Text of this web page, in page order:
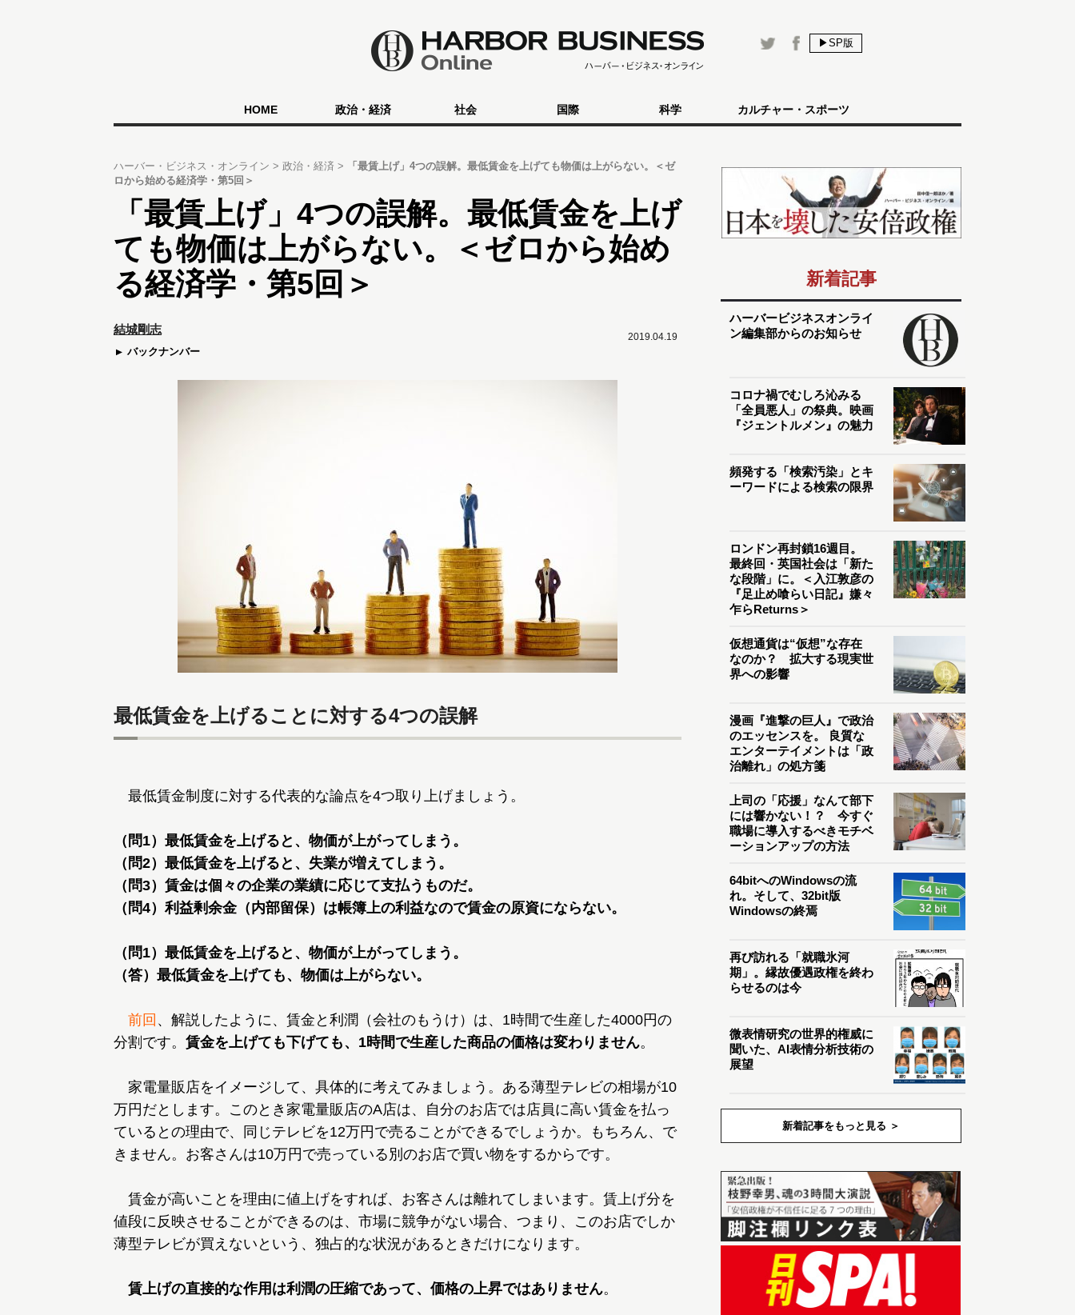
▶SP版
HOME 政治・経済 社会 国際 科学 カルチャー・スポーツ
ハーバー・ビジネス・オンライン 政治・経済
「最賃上げ」4つの誤解。最低賃金を上げても物価は上がらない。＜ゼ
ロから始める経済学・第5回＞
「最賃上げ」4つの誤解。最低賃金を上げ
ても物価は上がらない。＜ゼロから始め
る経済学・第5回＞
2019.04.19
結城剛志
バックナンバー
最低賃金を上げることに対する4つの誤解
最低賃金制度に対する代表的な論点を4つ取り上げましょう。
（問1）最低賃金を上げると、物価が上がってしまう。
（問2）最低賃金を上げると、失業が増えてしまう。
（問3）賃金は個々の企業の業績に応じて支払うものだ。
（問4）利益剰余金（内部留保）は帳簿上の利益なので賃金の原資にならない。
（問1）最低賃金を上げると、物価が上がってしまう。
（答）最低賃金を上げても、物価は上がらない。
前回 、解説したように、賃金と利潤（会社のもうけ）は、1時間で生産した4000円の
分割です。 賃金を上げても下げても、1時間で生産した商品の価格は変わりません。
家電量販店をイメージして、具体的に考えてみましょう。ある薄型テレビの相場が10
万円だとします。このとき家電量販店のA店は、自分のお店では店員に高い賃金を払っ
ているとの理由で、同じテレビを12万円で売ることができるでしょうか。もちろん、で
きません。お客さんは10万円で売っている別のお店で買い物をするからです。
賃金が高いことを理由に値上げをすれば、お客さんは離れてしまいます。賃上げ分を
値段に反映させることができるのは、市場に競争がない場合、つまり、このお店でしか
薄型テレビが買えないという、独占的な状況があるときだけになります。
賃上げの直接的な作用は利潤の圧縮であって、価格の上昇ではありません。
新着記事
ハーバービジネスオンライ
ン編集部からのお知らせ
コロナ禍でむしろ沁みる
「全員悪人」の祭典。映画
『ジェントルメン』の魅力
頻発する「検索汚染」とキ
ーワードによる検索の限界
ロンドン再封鎖16週目。
最終回・英国社会は「新た
な段階」に。＜入江敦彦の
『足止め喰らい日記』嫌々
乍らReturns＞
仮想通貨は“仮想”な存在
なのか？ 拡大する現実世
界への影響
漫画『進撃の巨人』で政治
のエッセンスを。 良質な
エンターテイメントは「政
治離れ」の処方箋
上司の「応援」なんて部下
には響かない！？ 今すぐ
職場に導入するべきモチベ
ーションアップの方法
64bitへのWindowsの流
れ。そして、32bit版
Windowsの終焉
再び訪れる「就職氷河
期」。縁故優遇政権を終わ
らせるのは今
微表情研究の世界的権威に
聞いた、AI表情分析技術の
展望
新着記事をもっと見る